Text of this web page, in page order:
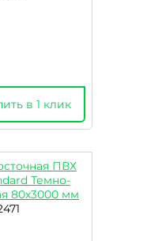
в 1 клик
ПВХ
Темно-
80х3000 мм